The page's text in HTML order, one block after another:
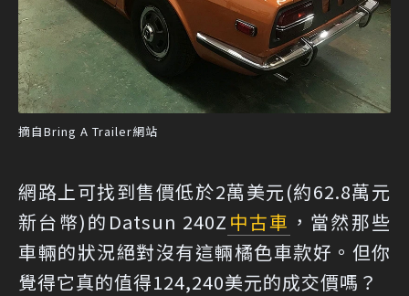
摘自Bring A Trailer網站
網路上可找到售價低於2萬美元(約62.8萬元
新台幣)的Datsun 240Z 中古車 ，當然那些
車輛的狀況絕對沒有這輛橘色車款好。但你
覺得它真的值得124,240美元的成交價嗎？